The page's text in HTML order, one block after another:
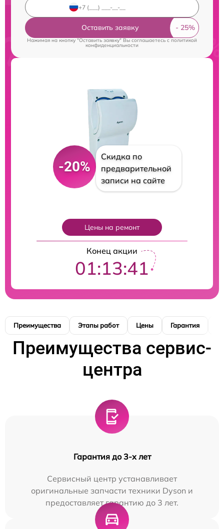
Оставить заявку
Нажимая на кнопку "Оставить заявку" Вы соглашаетесь cполитикой
конфиденциальности
-20%
Скидка по
предварительной
записи на сайте
Цены на ремонт
Конец акции
01:13:40
Преимущества Этапы работ Цены Гарантия
Преимущества сервис-
центра
Гарантия до 3-х лет
Сервисный центр устанавливает
оригинальные запчасти техники Dyson и
предоставляет гарантию до 3 лет.